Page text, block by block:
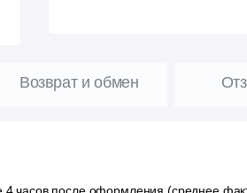
Возврат и обмен